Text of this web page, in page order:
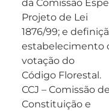
da Comissão
Projeto de Lei
1876/99; e
estabelecimento
votação do
Código Florestal.
CCJ – Comissão de
Constituição e